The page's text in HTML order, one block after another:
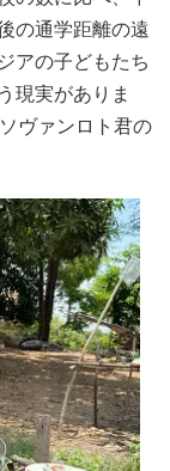
の通学距離の遠
アの子どもたち
現実がありま
ヴァンロト君の